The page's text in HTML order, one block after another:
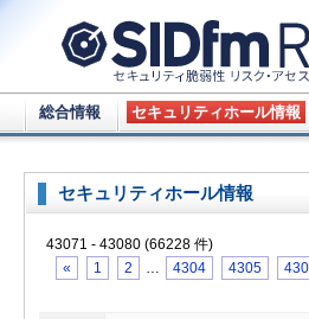
総合情報 セキュリティホール情報
セキュリティホール情報
43071 - 43080 (66228 件)
«
1 2 … 4304 4305